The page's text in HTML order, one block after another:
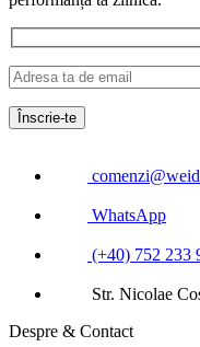
WhatsApp
(+40) 752 233
Str. Nicolae
Despre & Contact